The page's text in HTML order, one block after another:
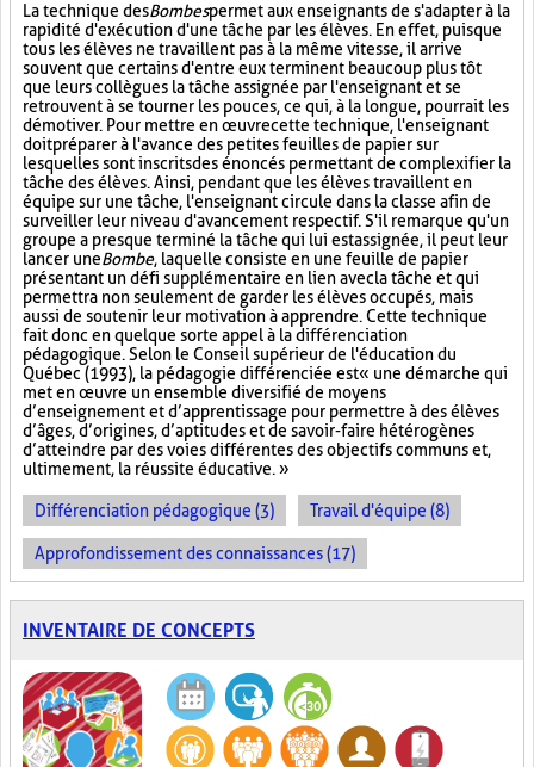
La technique desBombespermet aux enseignants de s'adapter à la
rapidité d'exécution d'une tâche par les élèves. En effet, puisque
tous les élèves ne travaillent pas à la même vitesse, il arrive
souvent que certains d'entre eux terminent beaucoup plus tôt
que leurs collègues la tâche assignée par l'enseignant et se
retrouvent à se tourner les pouces, ce qui, à la longue, pourrait les
démotiver. Pour mettre en œuvre cette technique, l'enseignant
doit préparer à l'avance des petites feuilles de papier sur
lesquelles sont inscrits des énoncés permettant de complexifier la
tâche des élèves. Ainsi, pendant que les élèves travaillent en
équipe sur une tâche, l'enseignant circule dans la classe afin de
surveiller leur niveau d'avancement respectif. S'il remarque qu'un
groupe a presque terminé la tâche qui lui est assignée, il peut leur
lancer uneBombe, laquelle consiste en une feuille de papier
présentant un défi supplémentaire en lien avec la tâche et qui
permettra non seulement de garder les élèves occupés, mais
aussi de soutenir leur motivation à apprendre. Cette technique
fait donc en quelque sorte appel à la différenciation
pédagogique. Selon le Conseil supérieur de l'éducation du
Québec (1993), la pédagogie différenciée est « une démarche qui
met en œuvre un ensemble diversifié de moyens
d’enseignement et d’apprentissage pour permettre à des élèves
d’âges, d’origines, d’aptitudes et de savoir-faire hétérogènes
d’atteindre par des voies différentes des objectifs communs et,
ultimement, la réussite éducative. »
Différenciation pédagogique (3) Travail d'équipe (8)
Approfondissement des connaissances (17)
INVENTAIRE DE CONCEPTS